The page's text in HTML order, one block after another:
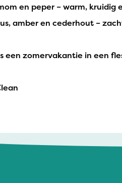
en peper – warm, kruidig
amber en cederhout –
een zomervakantie in een